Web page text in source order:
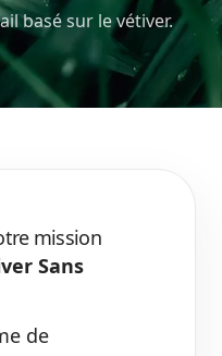
basé sur le vétiver.
mission
Sans
de